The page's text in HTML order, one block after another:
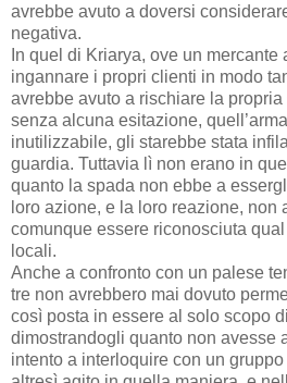
avrebbe avuto a doversi
negativa.
In quel di Kriarya, ove un mercante
ingannare i propri clienti in modo
avrebbe avuto a rischiare la
senza alcuna esitazione,
inutilizzabile, gli starebbe stata
guardia. Tuttavia lì non erano in
quanto la spada non ebbe a
loro azione, e la loro reazione, non
comunque essere riconosciuta
locali.
Anche a confronto con un palese
tre non avrebbero mai dovuto
così posta in essere al solo scopo
dimostrandogli quanto non avesse
intento a interloquire con un